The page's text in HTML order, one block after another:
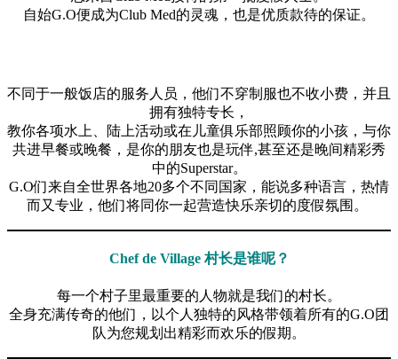
自始G.O便成为Club Med的灵魂，也是优质款待的保证。
不同于一般饭店的服务人员，他们不穿制服也不收小费，并且
拥有独特专长，
教你各项水上、陆上活动或在儿童俱乐部照顾你的小孩，与你
共进早餐或晚餐，是你的朋友也是玩伴,甚至还是晚间精彩秀
中的Superstar。
G.O们来自全世界各地20多个不同国家，能说多种语言，热情
而又专业，他们将同你一起营造快乐亲切的度假氛围。
Chef de Village 村长是谁呢？
每一个村子里最重要的人物就是我们的村长。
全身充满传奇的他们，以个人独特的风格带领着所有的G.O团
队为您规划出精彩而欢乐的假期。